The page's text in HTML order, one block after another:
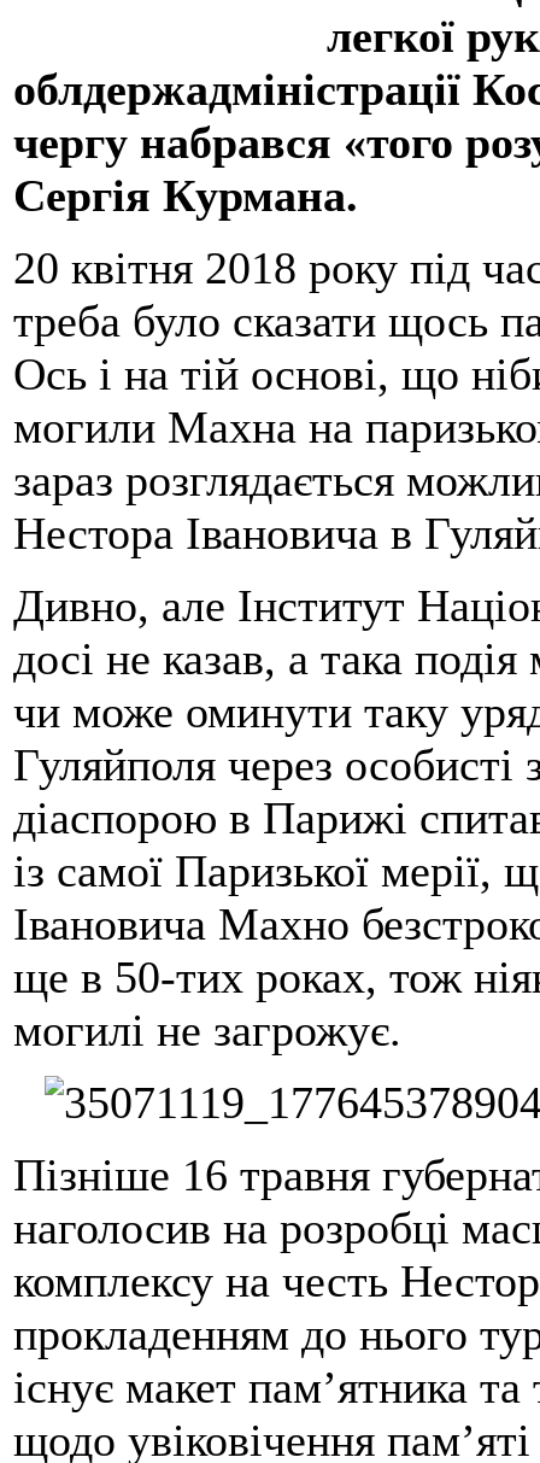
легкої
облдержадміністрації
чергу набрався «того
Сергія Курмана.
20 квітня 2018 року під
треба було сказати щось
Ось і на тій основі, що
могили Махна на
зараз розглядається
Нестора Івановича в
Дивно, але Інститут
досі не казав, а така
чи може оминути таку
Гуляйполя через особисті
діаспорою в Парижі
із самої Паризької мерії,
Івановича Махно
ще в 50-тих роках, тож
могилі не загрожує.
Пізніше 16 травня
наголосив на розробці
комплексу на честь
прокладенням до нього
існує макет пам’ятника
щодо увіковічення